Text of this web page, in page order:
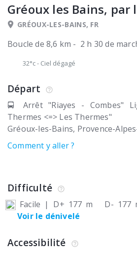
Gréoux les Bains, par
GRÉOUX-LES-BAINS, FR
Boucle de 8,6 km - 2 h 30 de
32°c- Ciel dégagé
Départ
🚍 Arrêt "Riayes - Combes"
Thermes <=> Les Thermes"
Gréoux-les-Bains Provence-
Comment y aller ?
Difficulté
Facile | D+ 177 m D- 177
Voir le dénivelé
Accessibilité